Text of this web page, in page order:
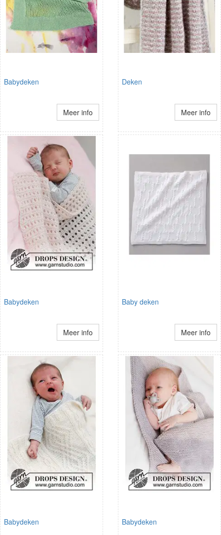
Babydeken
Meer info
Deken
Meer info
Babydeken
Meer info
Baby deken
Meer info
Babydeken Babydeken